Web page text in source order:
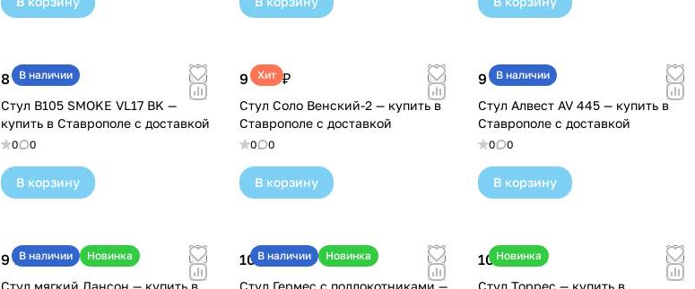
В наличии
8 040 ₽
Стул B105 SMOKE VL17 BK —
купить в Ставрополе с доставкой
0 0
В корзину
Хит
9 400 ₽
Стул Соло Венский-2 — купить в
Ставрополе с доставкой
0 0
В корзину
В наличии
9 400 ₽
Стул Алвест AV 445 — купить в
Ставрополе с доставкой
0 0
В корзину
В наличии Новинка
9 700 ₽
Стул мягкий Дансон — купить в
В наличии Новинка
10 100 ₽
Стул Гермес с подлокотниками —
Новинка
10 100 ₽
Стул Торрес — купить в